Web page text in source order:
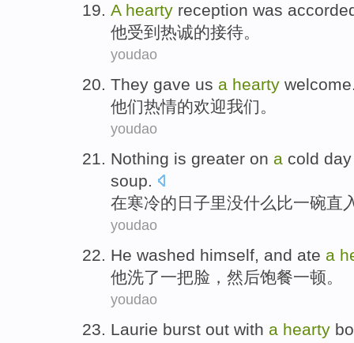
A hearty reception was
他受到 热诚的接待。
youdao
They gave us a hearty welcome
他们热情的欢迎我们。
youdao
Nothing is greater on a cold day
soup.
在寒冷的 日子里没什么 比一碗直
youdao
He washed himself, and ate a
他洗了一把脸， 然后饱餐一顿。
youdao
Laurie burst out with a hearty